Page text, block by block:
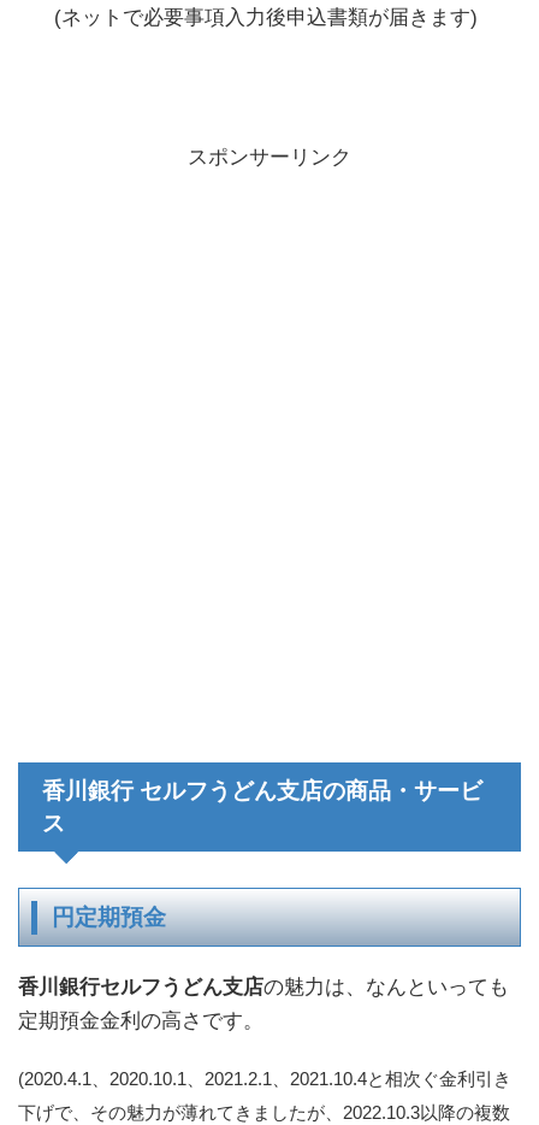
(ネットで必要事項入力後申込書類が届きます)
スポンサーリンク
香川銀行 セルフうどん支店の商品・サービ
ス
円定期預金
香川銀行セルフうどん支店の魅力は、なんといっても
定期預金金利の高さです。
(2020.4.1、2020.10.1、2021.2.1、2021.10.4と相次ぐ金利引き
下げで、その魅力が薄れてきましたが、2022.10.3以降の複数